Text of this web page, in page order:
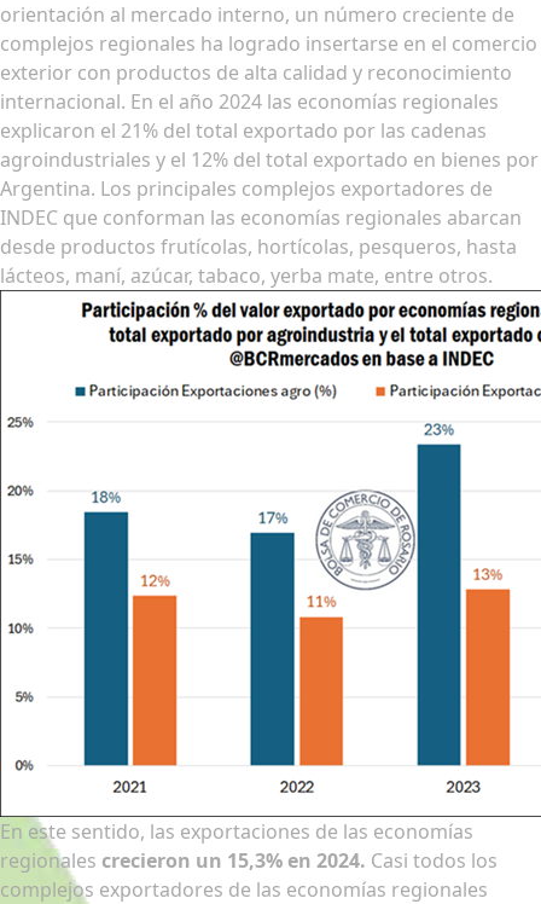
orientación al mercado interno, un número creciente de
complejos regionales ha logrado insertarse en el comercio
exterior con productos de alta calidad y reconocimiento
internacional. En el año 2024 las economías regionales
explicaron el 21% del total exportado por las cadenas
agroindustriales y el 12% del total exportado en bienes por
Argentina. Los principales complejos exportadores de
INDEC que conforman las economías regionales abarcan
desde productos frutícolas, hortícolas, pesqueros, hasta
lácteos, maní, azúcar, tabaco, yerba mate, entre otros.
En este sentido, las exportaciones de las economías
regionales crecieron un 15,3% en 2024. Casi todos los
complejos exportadores de las economías regionales